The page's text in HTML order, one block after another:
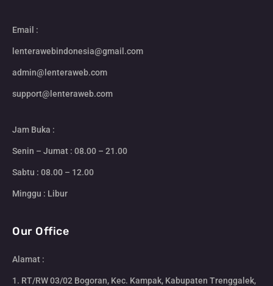
Email :
lenterawebindonesia@gmail.com
admin@lenteraweb.com
support@lenteraweb.com
Jam Buka :
Senin – Jumat : 08.00 – 21.00
Sabtu : 08.00 – 12.00
Minggu : Libur
Our Office
Alamat :
1. RT/RW 03/02 Bogoran, Kec. Kampak, Kabupaten Trenggalek,